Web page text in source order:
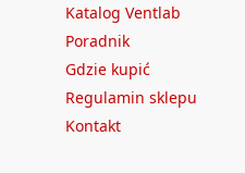
Katalog Ventlab
Poradnik
Gdzie kupić
Regulamin sklepu
Kontakt